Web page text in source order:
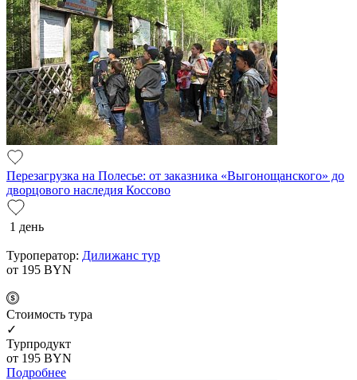
Перезагрузка на Полесье: от заказника «Выгонощанского» до
дворцового наследия Коссово
1 день
Туроператор: Дилижанс тур
от 195 BYN
Cтоимость тура
✓
Турпродукт
от 195 BYN
Подробнее